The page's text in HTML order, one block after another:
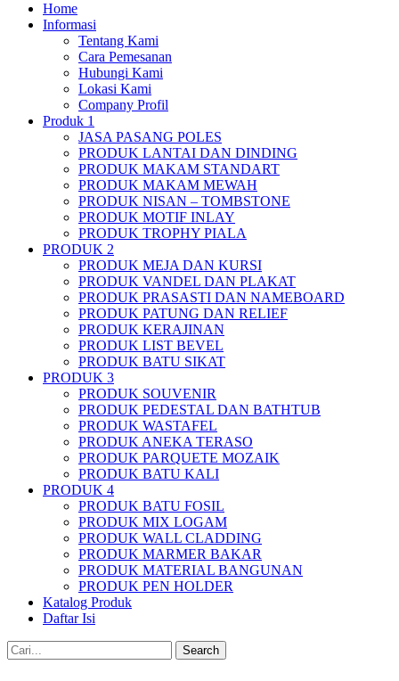
Home
Informasi
Tentang Kami
Cara Pemesanan
Hubungi Kami
Lokasi Kami
Company Profil
Produk 1
JASA PASANG POLES
PRODUK LANTAI DAN DINDING
PRODUK MAKAM STANDART
PRODUK MAKAM MEWAH
PRODUK NISAN – TOMBSTONE
PRODUK MOTIF INLAY
PRODUK TROPHY PIALA
PRODUK 2
PRODUK MEJA DAN KURSI
PRODUK VANDEL DAN PLAKAT
PRODUK PRASASTI DAN NAMEBOARD
PRODUK PATUNG DAN RELIEF
PRODUK KERAJINAN
PRODUK LIST BEVEL
PRODUK BATU SIKAT
PRODUK 3
PRODUK SOUVENIR
PRODUK PEDESTAL DAN BATHTUB
PRODUK WASTAFEL
PRODUK ANEKA TERASO
PRODUK PARQUETE MOZAIK
PRODUK BATU KALI
PRODUK 4
PRODUK BATU FOSIL
PRODUK MIX LOGAM
PRODUK WALL CLADDING
PRODUK MARMER BAKAR
PRODUK MATERIAL BANGUNAN
PRODUK PEN HOLDER
Katalog Produk
Daftar Isi
Search